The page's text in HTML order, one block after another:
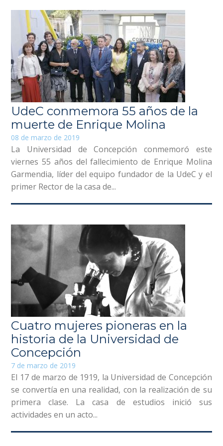
UdeC conmemora 55 años de la
muerte de Enrique Molina
08 de marzo de 2019
La Universidad de Concepción conmemoró este
viernes 55 años del fallecimiento de Enrique Molina
Garmendia, líder del equipo fundador de la UdeC y el
primer Rector de la casa de...
Cuatro mujeres pioneras en la
historia de la Universidad de
Concepción
7 de marzo de 2019
El 17 de marzo de 1919, la Universidad de Concepción
se convertía en una realidad, con la realización de su
primera clase. La casa de estudios inició sus
actividades en un acto...